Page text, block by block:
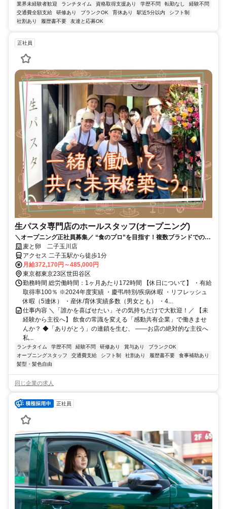
業界未経験者歓迎 ランチタイム 資格取得支援あり 学歴不問 転勤なし
経験不問
交通費全額支給
研修あり ブランクOK 育休あり 駅近5分以内
シフト制
社割あり
履歴書不要 友達と応募OK
正社員
生パスタ専門店のホールスタッフ(オープニング)
＼オープニング正社員募集／ “食のプロ”を目指す！複数ブランドでの経
験も可能！早期昇格可｜未経験歓迎！
麦と卵 二子玉川店
アクセス 二子玉駅から徒歩1分
月給372,170円～485,000円
東京都東京23区世田谷区
勤務時間 総労働時間：1ヶ月あたり172時間 【休日について】 ・有給
取得率100％ ※2024年度実績 ・慶弔/特別/疾病休暇 ・リフレッシュ
休暇（5連休） ・産休/育休実績多数（男女とも） ・4...
仕事内容 ＼「誰かを喜ばせたい」その気持ちだけで大歓迎！／ 【未
経験から主役へ】 飲食の常識を変える「感動共有企業」で働きませ
んか？ ◆「ありがとう」の連鎖を生む、 ――お店の絶対的な主役へ
私...
ランチタイム 学歴不問 経験不問 研修あり 賞与あり
ブランクOK
オープニングスタッフ
交通費支給 シフト制 社割あり 履歴書不要
食事補助あり
髪型・髪色自由
同じ企業の求人
正社員